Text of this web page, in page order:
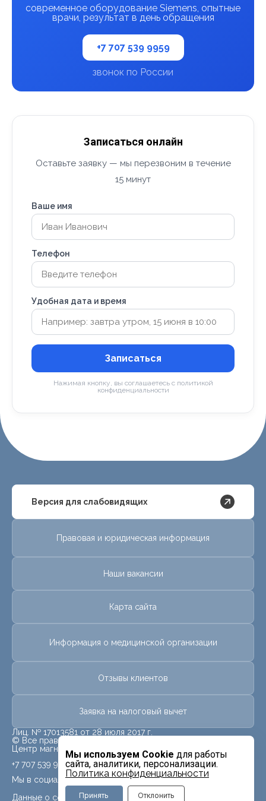
Мы используем Cookie для работы
сайта, аналитики, персонализации.
Политика конфиденциальности
Принять Отклонить
современное оборудование Siemens, опытные
врачи, результат в день обращения
+7 707 539 9959
звонок по России
Записаться онлайн
Оставьте заявку — мы перезвоним в течение
15 минут
Ваше имя
Телефон
Удобная дата и время
Записаться
Нажимая кнопку, вы соглашаетесь с политикой
конфиденциальности
Версия для слабовидящих
Правовая и юридическая информация
Наши вакансии
Карта сайта
Информация о медицинской организации
Отзывы клиентов
Заявка на налоговый вычет
Лиц. № 17013581 от 28 июля 2017 г.
© Все права защищены.
Центр магнитно-резонансной томографии «МРТ Лидер»
Мы в социальных сетях
Данные о социальных сетях для данного филиала
+7 707 539 9959